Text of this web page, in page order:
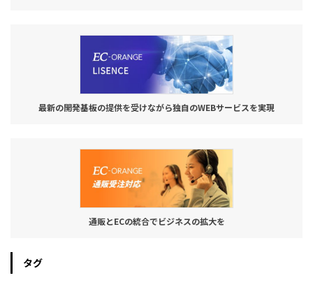
最新の開発基板の提供を受けながら独自のWEBサービスを実現
通販とECの統合でビジネスの拡大を
タグ